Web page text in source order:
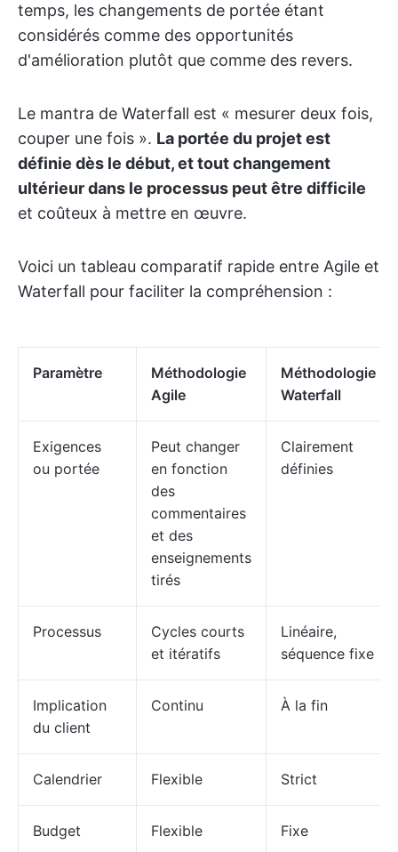
temps, les changements de portée étant
considérés comme des opportunités
d'amélioration plutôt que comme des revers.
Le mantra de Waterfall est « mesurer deux fois,
couper une fois ». La portée du projet est
définie dès le début, et tout changement
ultérieur dans le processus peut être difficile
et coûteux à mettre en œuvre.
Voici un tableau comparatif rapide entre Agile et
Waterfall pour faciliter la compréhension :
Paramètre
Méthodologie
Agile
Méthodologie
Waterfall
Exigences
ou portée
Peut changer
en fonction
des
commentaires
et des
enseignements
tirés
Clairement
définies
Processus
Cycles courts
et itératifs
Linéaire,
séquence fixe
Implication
du client
Continu À la fin
Calendrier Flexible Strict
Budget Flexible Fixe